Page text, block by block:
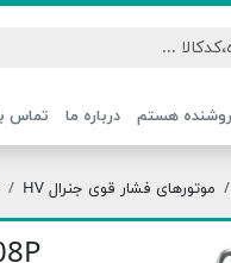
هستم درباره ما تماس
موتورهای فشار قوی جنرال HV